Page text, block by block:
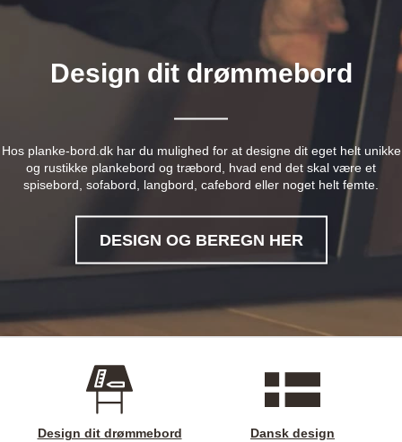
Design dit drømmebord
Hos planke-bord.dk har du mulighed for at designe dit eget helt unikke
og rustikke plankebord og træbord, hvad end det skal være et
spisebord, sofabord, langbord, cafebord eller noget helt femte.
DESIGN OG BEREGN HER
Design dit drømmebord Dansk design